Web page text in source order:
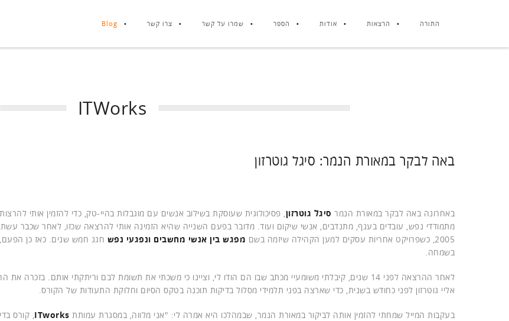
התורה הרצאות אודות הספר שמרו על קשר צרו קשר Blog
ITWorks
באה לבקר במאורת הנמר: סיגל גוטרזון
באחרונה באה לבקר במאורת הנמר סיגל גוטרזון, פסיכולוגית שעוסקת בשילוב אנשים עם מוגבלות בהיי-טק, כדי להזמין אותי
מתמודדי נפש, עובדים בענף, מתנדבים, אנשי שיקום ועוד. מדובר בפעם השנייה שהיא הזמינה אותי להרצאה שכזו, לאחר שכבר
2005, כשפרויקט אחריות עסקים למען הקהילה שיזמה בשם
מפגש בין אנשי מחשבים ונפגעי נפש חגג חמש שנים. כאז כן
בשמחה.
לאחר ההרצאה לפני 14 שנים, קיבלתי משומעיי מכתב שבו הם הודו לי, וציינו כי משכתי את תשומת לבם וריתקתי אותם. בזכרה
אליי גוטרזון לפני כחודש בשנית, כדי שארצה בפני תלמידי מסלול בדיקות תוכנה בטקס הסיום וחלוקת התעודות של הקורס.
בעקבות המייל שמחתי להזמין אותה לביקור במאורת הנמר, שבמהלכו היא אמרה לי: "אני מלווה, במסגרת עמותת ITworks, קורס